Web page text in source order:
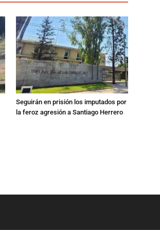
Seguirán en prisión los imputados por
la feroz agresión a Santiago Herrero